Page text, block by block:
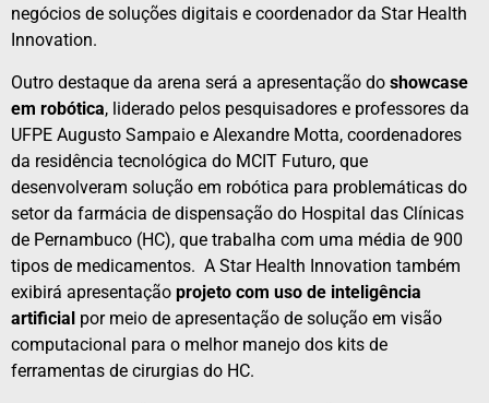
negócios de soluções digitais e coordenador da Star Health
Innovation.
Outro destaque da arena será a apresentação do showcase
em robótica, liderado pelos pesquisadores e professores da
UFPE Augusto Sampaio e Alexandre Motta, coordenadores
da residência tecnológica do MCIT Futuro, que
desenvolveram solução em robótica para problemáticas do
setor da farmácia de dispensação do Hospital das Clínicas
de Pernambuco (HC), que trabalha com uma média de 900
tipos de medicamentos. A Star Health Innovation também
exibirá apresentação projeto com uso de inteligência
artificial por meio de apresentação de solução em visão
computacional para o melhor manejo dos kits de
ferramentas de cirurgias do HC.